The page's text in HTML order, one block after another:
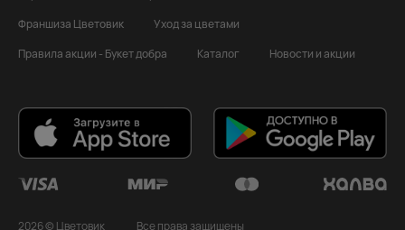
Франшиза Цветовик
Уход за цветами
Правила акции - Букет добра
Каталог Новости и акции
2026 © Цветовик Все права защищены